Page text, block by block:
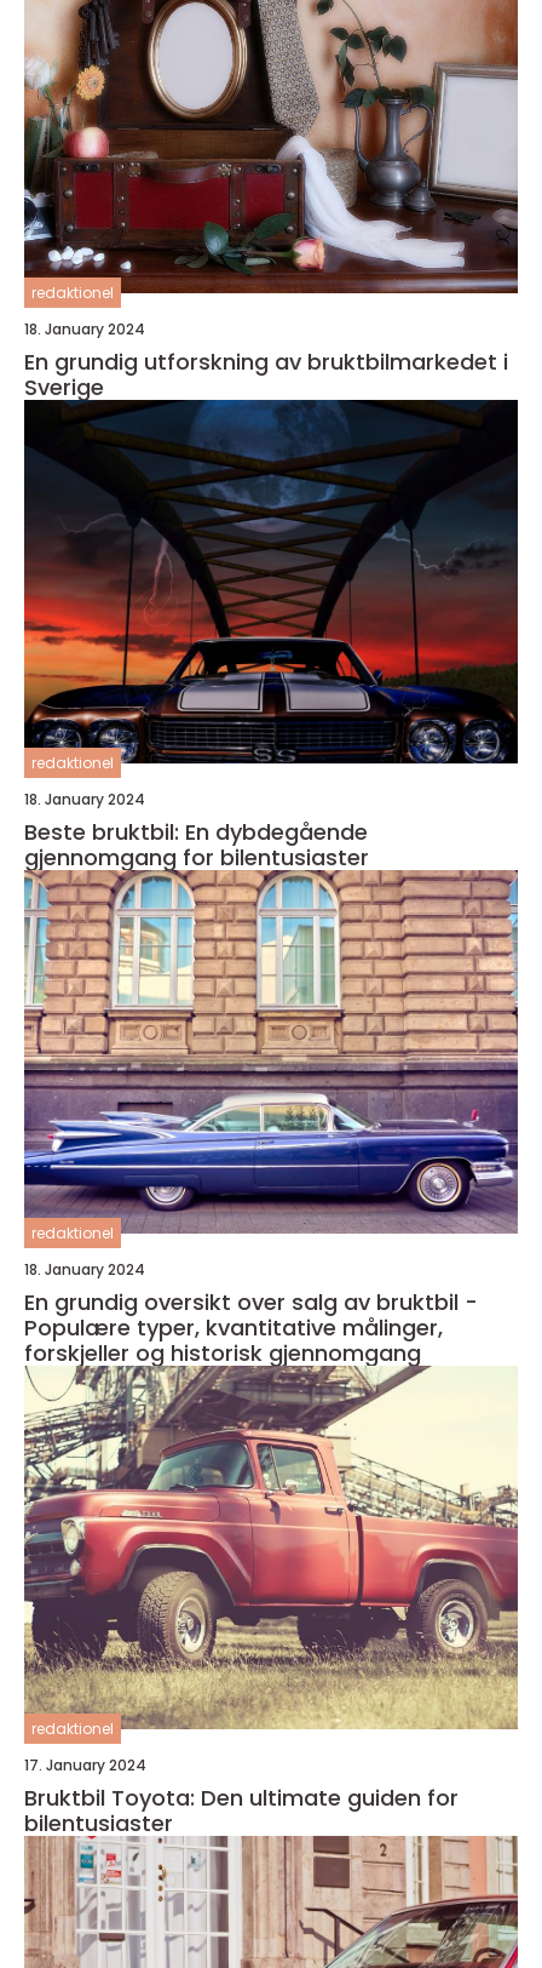
redaktionel
18. January 2024
En grundig utforskning av bruktbilmarkedet i
Sverige
redaktionel
18. January 2024
Beste bruktbil: En dybdegående
gjennomgang for bilentusiaster
redaktionel
18. January 2024
En grundig oversikt over salg av bruktbil -
Populære typer, kvantitative målinger,
forskjeller og historisk gjennomgang
redaktionel
17. January 2024
Bruktbil Toyota: Den ultimate guiden for
bilentusiaster